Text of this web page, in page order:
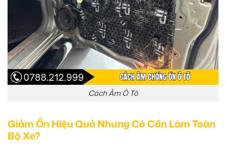
Cách Âm Ô Tô
Giảm Ồn Hiệu Quả Nhưng Có Cần Làm Toàn
Bộ Xe?